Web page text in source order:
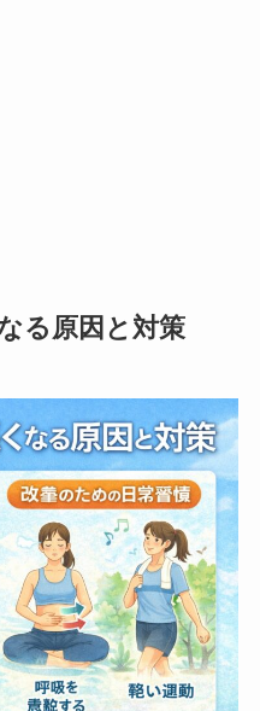
る原因と対策